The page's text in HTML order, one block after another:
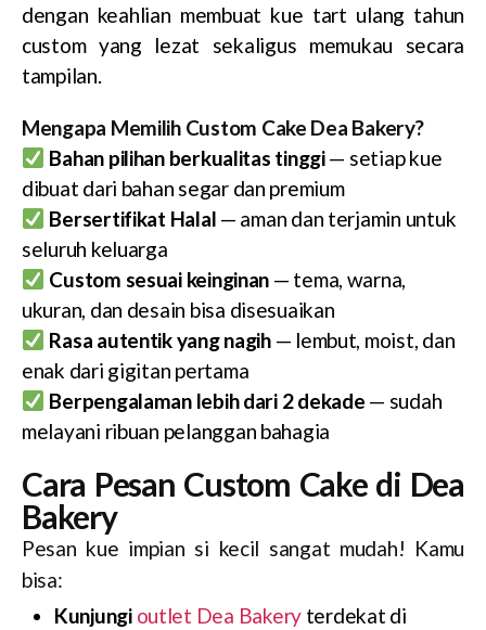
dengan keahlian membuat kue tart ulang tahun
custom yang lezat sekaligus memukau secara
tampilan.
Mengapa Memilih Custom Cake Dea Bakery?
Bahan pilihan berkualitas tinggi— setiap kue
dibuat dari bahan segar dan premium
Bersertifikat Halal — aman dan terjamin untuk
seluruh keluarga
Custom sesuai keinginan — tema, warna,
ukuran, dan desain bisa disesuaikan
Rasa autentik yang nagih— lembut, moist, dan
enak dari gigitan pertama
Berpengalaman lebih dari 2 dekade — sudah
melayani ribuan pelanggan bahagia
Cara Pesan Custom Cake di Dea
Bakery
Pesan kue impian si kecil sangat mudah! Kamu
bisa:
Kunjungi outlet Dea Bakery terdekat di